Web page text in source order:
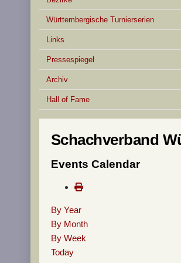
Württembergische Turnierserien
Links
Pressespiegel
Archiv
Hall of Fame
Schachverband
Events Calendar
By Year
By Month
By Week
Today